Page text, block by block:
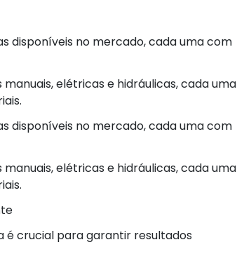
disponíveis no mercado, cada uma com
elétricas e hidráulicas, cada uma
disponíveis no mercado, cada uma com
elétricas e hidráulicas, cada uma
é crucial para garantir resultados